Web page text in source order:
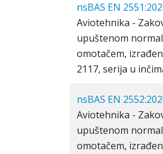
nsBAS EN
Aviotehnika -
upuštenom
omotačem,
2117, serija u
nsBAS EN
Aviotehnika -
upuštenom
omotačem,